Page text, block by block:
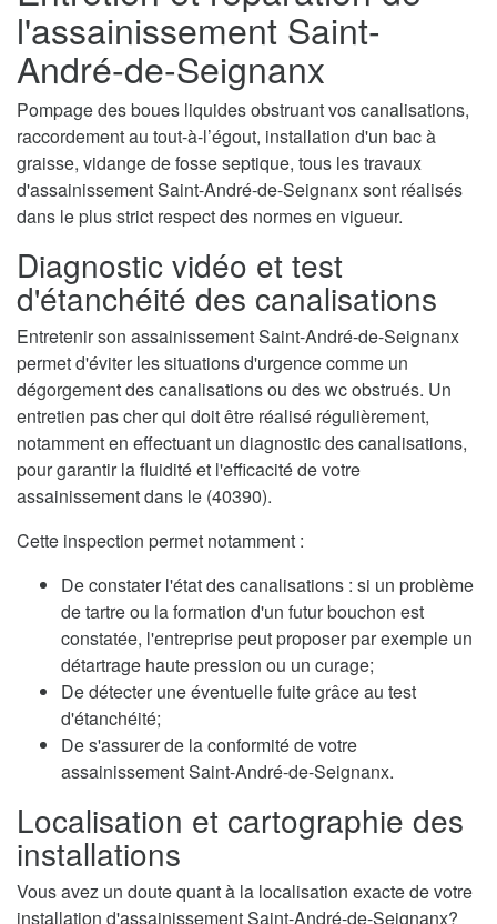
l'assainissement Saint-
André-de-Seignanx
Pompage des boues liquides obstruant vos canalisations,
raccordement au tout-à-l’égout, installation d'un bac à
graisse, vidange de fosse septique, tous les travaux
d'assainissement Saint-André-de-Seignanx sont réalisés
dans le plus strict respect des normes en vigueur.
Diagnostic vidéo et test
d'étanchéité des canalisations
Entretenir son assainissement Saint-André-de-Seignanx
permet d'éviter les situations d'urgence comme un
dégorgement des canalisations ou des wc obstrués. Un
entretien pas cher qui doit être réalisé régulièrement,
notamment en effectuant un diagnostic des canalisations,
pour garantir la fluidité et l'efficacité de votre
assainissement dans le (40390).
Cette inspection permet notamment :
De constater l'état des canalisations : si un problème
de tartre ou la formation d'un futur bouchon est
constatée, l'entreprise peut proposer par exemple un
détartrage haute pression ou un curage;
De détecter une éventuelle fuite grâce au test
d'étanchéité;
De s'assurer de la conformité de votre
assainissement Saint-André-de-Seignanx.
Localisation et cartographie des
installations
Vous avez un doute quant à la localisation exacte de votre
installation d'assainissement Saint-André-de-Seignanx?